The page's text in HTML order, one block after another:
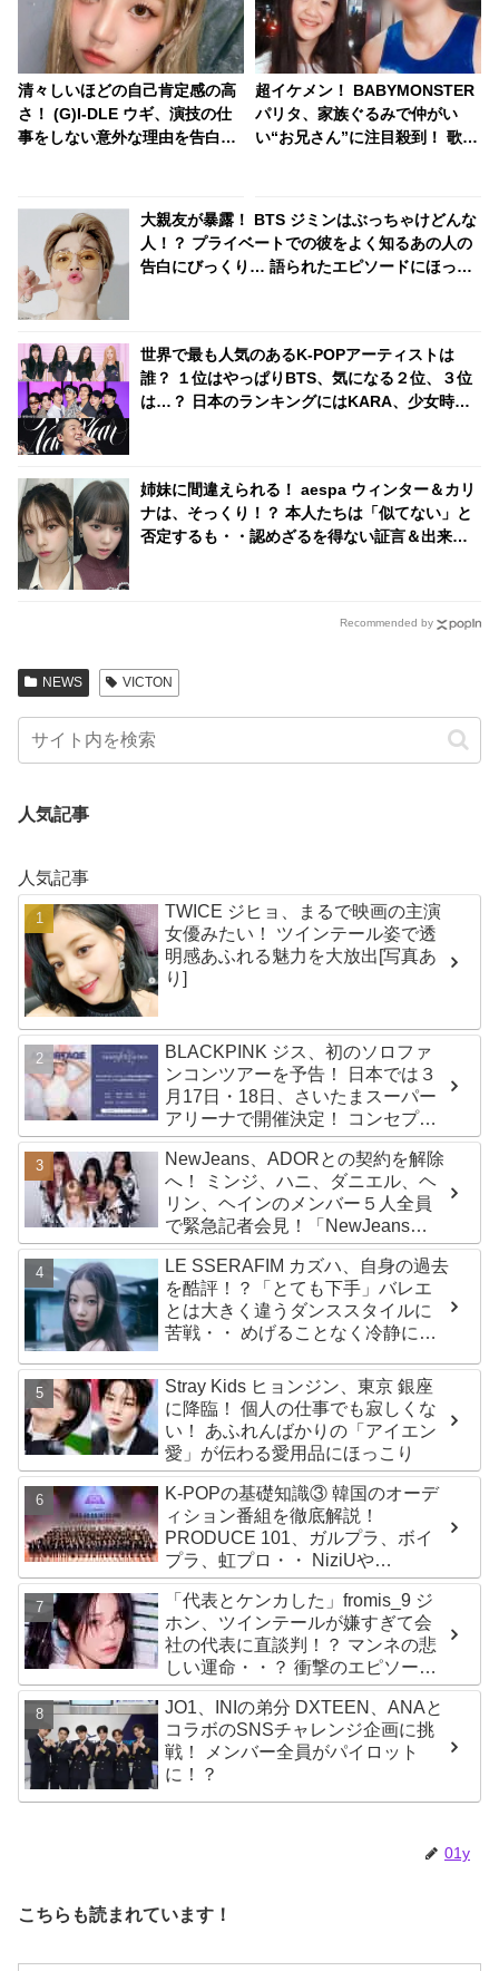
清々しいほどの自己肯定感の高
さ！ (G)I-DLE ウギ、演技の仕
事をしない意外な理由を告白！
に感心＆爆笑
超イケメン！ BABYMONSTER
パリタ、家族ぐるみで仲がい
い“お兄さん”に注目殺到！ 歌
大親友が暴露！ BTS ジミンはぶっちゃけどんな
人！？ プライベートでの彼をよく知るあの人の
告白にびっくり… 語られたエピソードにほっこ
世界で最も人気のあるK-POPアーティストは
誰？ １位はやっぱりBTS、気になる２位、３位
は…？ 日本のランキングにはKARA、少女時代
姉妹に間違えられる！ aespa ウィンター＆カリ
ナは、そっくり！？ 本人たちは「似てない」と
否定するも・・認めざるを得ない証言＆出来事
Recommended by
NEWS VICTON
人気記事
人気記事
TWICE ジヒョ、まるで映画の主演
女優みたい！ ツインテール姿で透
明感あふれる魅力を大放出[写真あ
り]
BLACKPINK ジス、初のソロファ
ンコンツアーを予告！ 日本では３
月17日・18日、さいたまスーパー
アリーナで開催決定！ コンセプト
は“愛のカケラ”！？ 14日には新ア
ルバム『AMORTAGE』もリリース
NewJeans、ADORとの契約を解除
へ！ ミンジ、ハニ、ダニエル、ヘ
リン、ヘインのメンバー５人全員
で緊急記者会見！「NewJeans
never dies!」と微笑みの宣言！
ADOR側、2029年まで契約有効と
主張
LE SSERAFIM カズハ、自身の過去
を酷評！？「とても下手」バレエ
とは大きく違うダンススタイルに
苦戦・・ めげることなく冷静に努
Stray Kids ヒョンジン、東京 銀座
に降臨！ 個人の仕事でも寂しくな
い！ あふれんばかりの「アイエン
愛」が伝わる愛用品にほっこり
K-POPの基礎知識③ 韓国のオーデ
ィション番組を徹底解説！
PRODUCE 101、ガルプラ、ボイ
プラ、虹プロ・・ NiziUや
Kep1er、ZEROBASEONEら人気
グループが続々と誕生！ JO1や
INI、ME:Iを生んだ日プまで一挙紹
介
「代表とケンカした」fromis_9 ジ
ホン、ツインテールが嫌すぎて会
社の代表に直談判！？ マンネの悲
しい運命・・？ 衝撃のエピソード
に爆笑
JO1、INIの弟分 DXTEEN、ANAと
コラボのSNSチャレンジ企画に挑
戦！ メンバー全員がパイロット
に！？
01y
こちらも読まれています！